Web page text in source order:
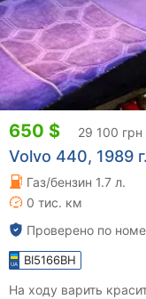
650 $ 29 100 грн
Volvo 440, 1989
Газ/бензин 1.7 л.
0 тис. км
Проверено по
BI5166BH
На ходу варить